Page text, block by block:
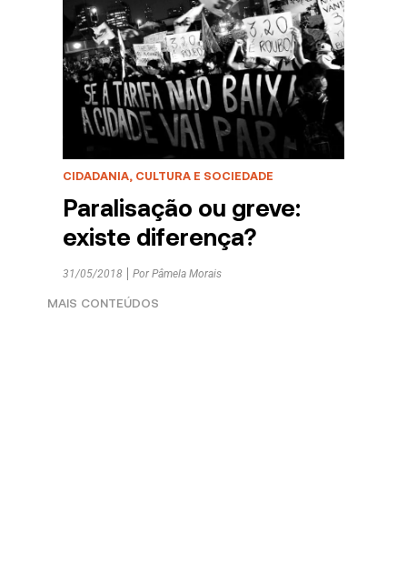
CIDADANIA, CULTURA E SOCIEDADE
Paralisação ou greve:
existe diferença?
31/05/2018 Por Pâmela Morais